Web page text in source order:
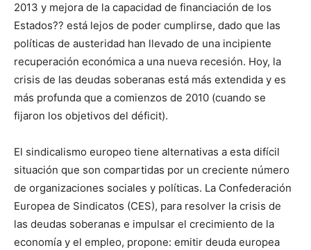
2013 y mejora de la capacidad de financiación de los
Estados?? está lejos de poder cumplirse, dado que las
políticas de austeridad han llevado de una incipiente
recuperación económica a una nueva recesión. Hoy, la
crisis de las deudas soberanas está más extendida y es
más profunda que a comienzos de 2010 (cuando se
fijaron los objetivos del déficit).
El sindicalismo europeo tiene alternativas a esta difícil
situación que son compartidas por un creciente número
de organizaciones sociales y políticas. La Confederación
Europea de Sindicatos (CES), para resolver la crisis de
las deudas soberanas e impulsar el crecimiento de la
economía y el empleo, propone: emitir deuda europea